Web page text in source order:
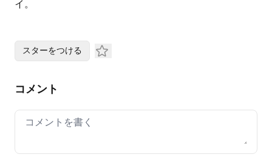
イ。
スターをつける
コメント
Your comment